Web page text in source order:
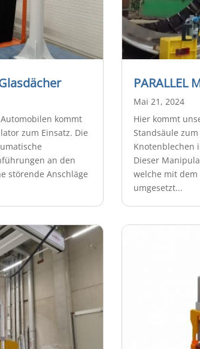
kommt
zum Einsatz. Die
an den
störende Anschläge
PARALLEL
Mai 21, 2024
Hier kommt
Standsäule
Knotenblechen
Dieser
welche mit
umgesetzt...